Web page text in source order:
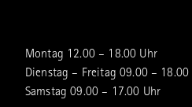
Montag 12.00 – 18.00 Uhr
Dienstag – Freitag 09.00 – 18.00
Samstag 09.00 – 17.00 Uhr